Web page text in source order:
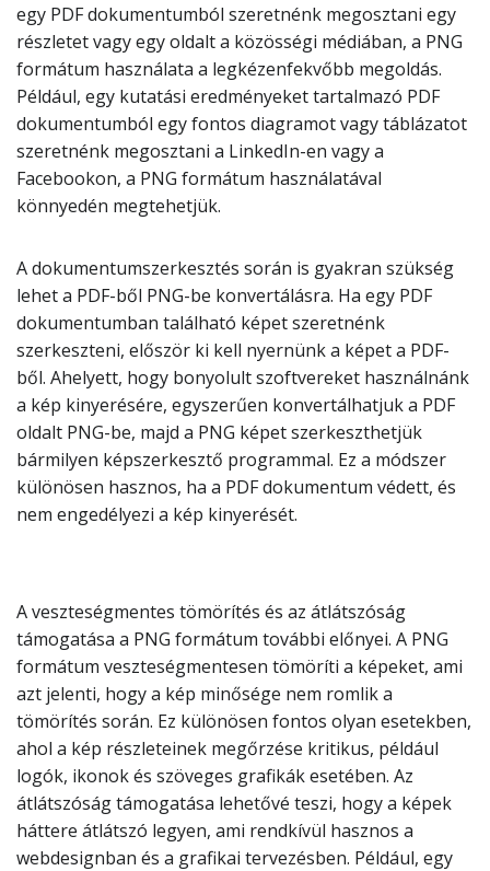
egy PDF dokumentumból szeretnénk megosztani egy
részletet vagy egy oldalt a közösségi médiában, a PNG
formátum használata a legkézenfekvőbb megoldás.
Például, egy kutatási eredményeket tartalmazó PDF
dokumentumból egy fontos diagramot vagy táblázatot
szeretnénk megosztani a LinkedIn-en vagy a
Facebookon, a PNG formátum használatával
könnyedén megtehetjük.
A dokumentumszerkesztés során is gyakran szükség
lehet a PDF-ből PNG-be konvertálásra. Ha egy PDF
dokumentumban található képet szeretnénk
szerkeszteni, először ki kell nyernünk a képet a PDF-
ből. Ahelyett, hogy bonyolult szoftvereket használnánk
a kép kinyerésére, egyszerűen konvertálhatjuk a PDF
oldalt PNG-be, majd a PNG képet szerkeszthetjük
bármilyen képszerkesztő programmal. Ez a módszer
különösen hasznos, ha a PDF dokumentum védett, és
nem engedélyezi a kép kinyerését.
A veszteségmentes tömörítés és az átlátszóság
támogatása a PNG formátum további előnyei. A PNG
formátum veszteségmentesen tömöríti a képeket, ami
azt jelenti, hogy a kép minősége nem romlik a
tömörítés során. Ez különösen fontos olyan esetekben,
ahol a kép részleteinek megőrzése kritikus, például
logók, ikonok és szöveges grafikák esetében. Az
átlátszóság támogatása lehetővé teszi, hogy a képek
háttere átlátszó legyen, ami rendkívül hasznos a
webdesignban és a grafikai tervezésben. Például, egy